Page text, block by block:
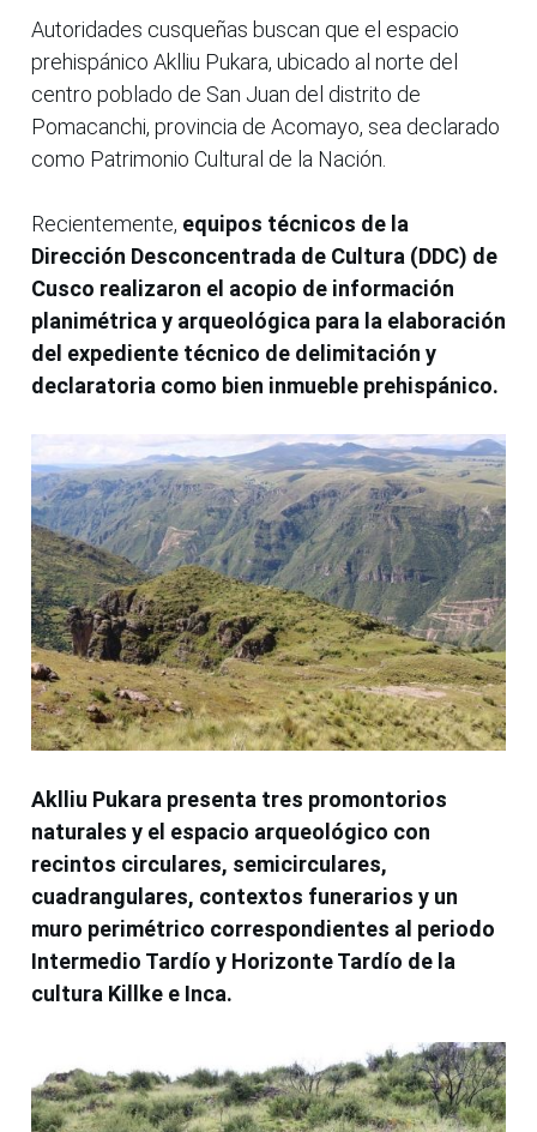
Autoridades cusqueñas buscan que el espacio
prehispánico Aklliu Pukara, ubicado al norte del
centro poblado de San Juan del distrito de
Pomacanchi, provincia de Acomayo, sea declarado
como Patrimonio Cultural de la Nación.
Recientemente, equipos técnicos de la
Dirección Desconcentrada de Cultura (DDC) de
Cusco realizaron el acopio de información
planimétrica y arqueológica para la elaboración
del expediente técnico de delimitación y
declaratoria como bien inmueble prehispánico.
Aklliu Pukara presenta tres promontorios
naturales y el espacio arqueológico con
recintos circulares, semicirculares,
cuadrangulares, contextos funerarios y un
muro perimétrico correspondientes al periodo
Intermedio Tardío y Horizonte Tardío de la
cultura Killke e Inca.